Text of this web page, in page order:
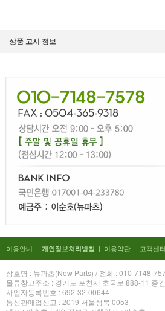
상품 고시 정보
이용안내 | 개인정보처리방침 | 이용약관 | 고객센터
상호명 : 뉴파츠(New Parts) / 전화 : 010-7148-
물류창고주소 : 경기도 포천시 호국로 888-11 중
사업자등록번호 : 692-32-00644
통신판매업신고 : 2019 서울성북 0053